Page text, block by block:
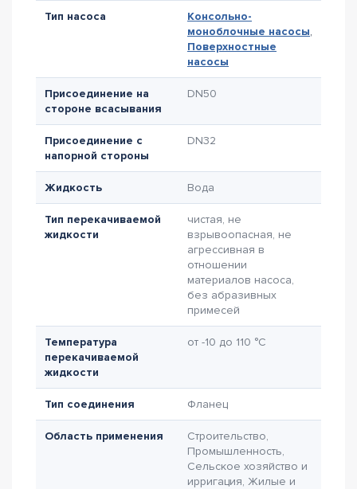
Тип насоса
Консольно-
моноблочные насосы,
Поверхностные
насосы
Присоединение на
стороне всасывания
DN50
Присоединение с
напорной стороны
DN32
Жидкость Вода
Тип перекачиваемой
жидкости
чистая, не
взрывоопасная, не
агрессивная в
отношении
материалов насоса,
без абразивных
примесей
Температура
перекачиваемой
жидкости
от -10 до 110 °C
Тип соединения Фланец
Область применения
Строительство,
Промышленность,
Сельское хозяйство и
ирригация, Жилые и